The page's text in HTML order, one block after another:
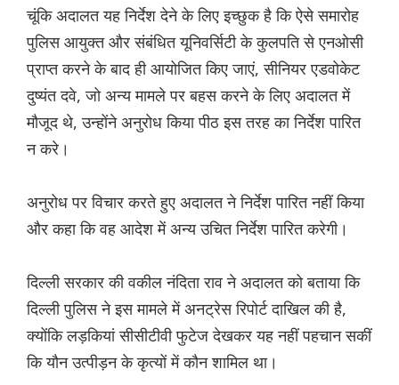
चूंकि अदालत यह निर्देश देने के लिए इच्छुक है कि ऐसे समारोह
पुलिस आयुक्त और संबंधित यूनिवर्सिटी के कुलपति से एनओसी
प्राप्त करने के बाद ही आयोजित किए जाएं, सीनियर एडवोकेट
दुष्यंत दवे, जो अन्य मामले पर बहस करने के लिए अदालत में
मौजूद थे, उन्होंने अनुरोध किया पीठ इस तरह का निर्देश पारित
न करे।
अनुरोध पर विचार करते हुए अदालत ने निर्देश पारित नहीं किया
और कहा कि वह आदेश में अन्य उचित निर्देश पारित करेगी।
दिल्ली सरकार की वकील नंदिता राव ने अदालत को बताया कि
दिल्ली पुलिस ने इस मामले में अनट्रेस रिपोर्ट दाखिल की है,
क्योंकि लड़कियां सीसीटीवी फुटेज देखकर यह नहीं पहचान सकीं
कि यौन उत्पीड़न के कृत्यों में कौन शामिल था।